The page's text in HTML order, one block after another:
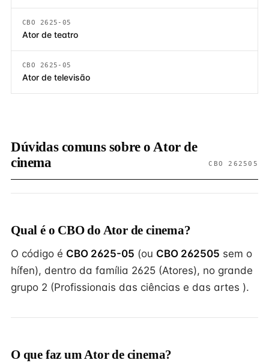
CBO 2625-05
Ator de teatro
CBO 2625-05
Ator de televisão
Dúvidas comuns sobre o Ator de
cinema
CBO 262505
Qual é o CBO do Ator de cinema?
O código é CBO 2625-05 (ou CBO 262505 sem o
hífen), dentro da família 2625 (Atores), no grande
grupo 2 (Profissionais das ciências e das artes ).
O que faz um Ator de cinema?